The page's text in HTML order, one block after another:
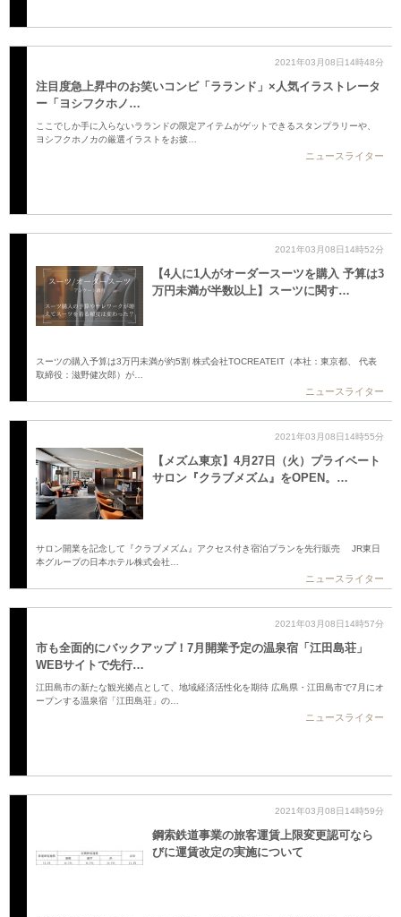
2021年03月08日14時48分
注目度急上昇中のお笑いコンビ「ラランド」×人気イラストレータ
ー「ヨシフクホノ…
ここでしか手に入らないラランドの限定アイテムがゲットできるスタンプラリーや、
ヨシフクホノカの厳選イラストをお披…
ニュースライター
2021年03月08日14時52分
【4人に1人がオーダースーツを購入 予算は3
万円未満が半数以上】スーツに関す…
スーツの購入予算は3万円未満が約5割 株式会社TOCREATEIT（本社：東京都、 代表
取締役：滋野健次郎）が…
ニュースライター
2021年03月08日14時55分
【メズム東京】4月27日（火）プライベート
サロン『クラブメズム』をOPEN。…
サロン開業を記念して『クラブメズム』アクセス付き宿泊プランを先行販売 JR東日
本グループの日本ホテル株式会社…
ニュースライター
2021年03月08日14時57分
市も全面的にバックアップ！7月開業予定の温泉宿「江田島荘」
WEBサイトで先行…
江田島市の新たな観光拠点として、地域経済活性化を期待 広島県・江田島市で7月にオ
ープンする温泉宿「江田島荘」の…
ニュースライター
2021年03月08日14時59分
鋼索鉄道事業の旅客運賃上限変更認可なら
びに運賃改定の実施について